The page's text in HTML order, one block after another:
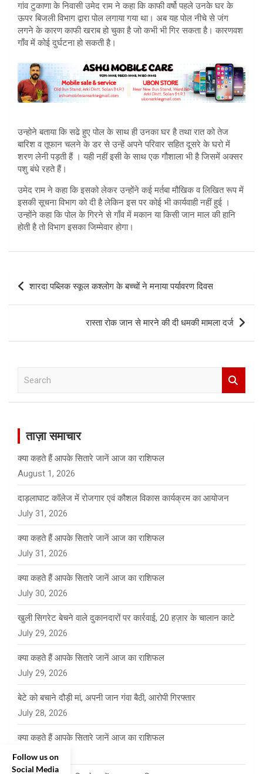
गांव टुकाणा के निवासी उमेद राम ने कहा कि काफी वर्षो पहले उनके घर के
ऊपर बिजली विभाग द्वारा पोल लगाया गया था। अब यह पोल नीचे से जंग
लगने के कारण काफी खराब हो चुका है जो कभी भी गिर सकता है। कारणवश
गाँव में कोई दुर्घटना हो सकती है।
उन्होने बताया कि सढे हुए पोल के साथ ही उनका घर है तथा रात को तेज
बारिश व तूफान चलने के डर से उन्हें अपने परिवार सहित दूसरे के घरो में
शरण लेनी पड़ती हैं । यही नहीं इसी के साथ एक गौशाला भी है जिसमें अक्सर
पशु बंधे रहते हैं।
उमेद राम ने कहा कि इसको लेकर उन्होंने कई मर्तबा मौखिक व लिखित रूप में
इसकी सूचना विभाग को दी है लेकिन इस पर कोई भी कार्यवाही नहीं हुई ।
उन्होंने कहा कि पोल के गिरने से गाँव में मकान या किसी जान माल की हानि
होती है तो विभाग इसका जिम्मेवार होगा।
Post
navigation
शारदा पब्लिक स्कूल कश्लोग के बच्चों ने मनाया पर्यावरण दिवस
रास्ता रोक जान से मारने की दी धमकी मामला दर्ज
ताज़ा समाचार
क्या कहते हैं आपके सितारे जानें आज का राशिफल
August 1, 2026
दाड़लाघाट कॉलेज में रोजगार एवं कौशल विकास कार्यक्रम का आयोजन
July 31, 2026
क्या कहते हैं आपके सितारे जानें आज का राशिफल
July 31, 2026
क्या कहते हैं आपके सितारे जानें आज का राशिफल
July 30, 2026
खुली सिगरेट बेचने वाले दुकानदारों पर कार्रवाई, 20 हज़ार के चालान काटे
July 29, 2026
क्या कहते हैं आपके सितारे जानें आज का राशिफल
July 29, 2026
बेटे को बचाने दौड़ी मां, अपनी जान गंवा बैठी, आरोपी गिरफ्तार
July 28, 2026
क्या कहते हैं आपके सितारे जानें आज का राशिफल
July 28, 2026
Follow us on
Social Media